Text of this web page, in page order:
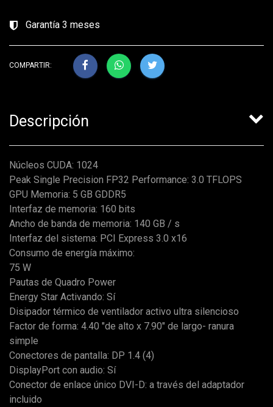
Garantía 3 meses
COMPARTIR:
Descripción
Núcleos CUDA: 1024
Peak Single Precision FP32 Performance: 3.0 TFLOPS
GPU Memoria: 5 GB GDDR5
Interfaz de memoria: 160 bits
Ancho de banda de memoria: 140 GB / s
Interfaz del sistema: PCI Express 3.0 x16
Consumo de energía máximo:
75 W
Pautas de Quadro Power
Energy Star Activando: Sí
Disipador térmico de ventilador activo ultra silencioso
Factor de forma: 4.40 "de alto x 7.90" de largo- ranura
simple
Conectores de pantalla: DP 1.4 (4)
DisplayPort con audio: Sí
Conector de enlace único DVI-D: a través del adaptador
incluido